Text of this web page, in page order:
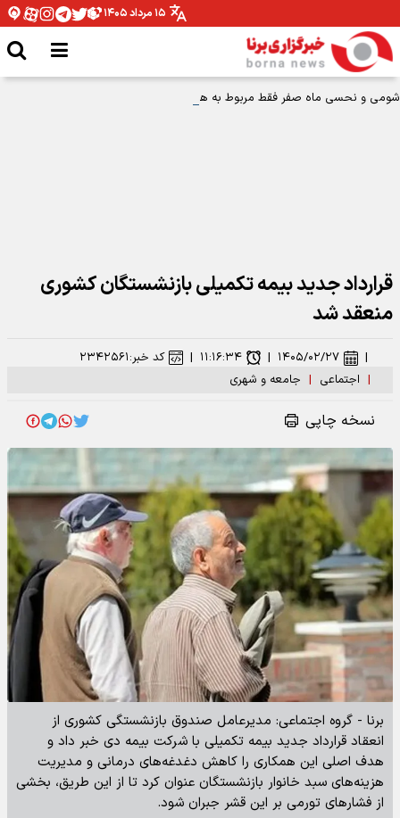
۱۵ مرداد ۱۴۰۵
شومی و نحسی ماه صفر فقط مربوط به همان سال رحلت پیامبر اکرم بوده است
قرارداد جدید بیمه تکمیلی بازنشستگان کشوری
منعقد شد
| اجتماعی | جامعه و شهری
| ۱۴۰۵/۰۲/۲۷ | ۱۱:۱۶:۳۴ | کد خبر:۲۳۴۲۵۶۱
نسخه چاپی
برنا - گروه اجتماعی: مدیرعامل صندوق بازنشستگی کشوری از
انعقاد قرارداد جدید بیمه تکمیلی با شرکت بیمه دی خبر داد و
هدف اصلی این همکاری را کاهش دغدغه‌های درمانی و مدیریت
هزینه‌های سبد خانوار بازنشستگان عنوان کرد تا از این طریق، بخشی
از فشارهای تورمی بر این قشر جبران شود.